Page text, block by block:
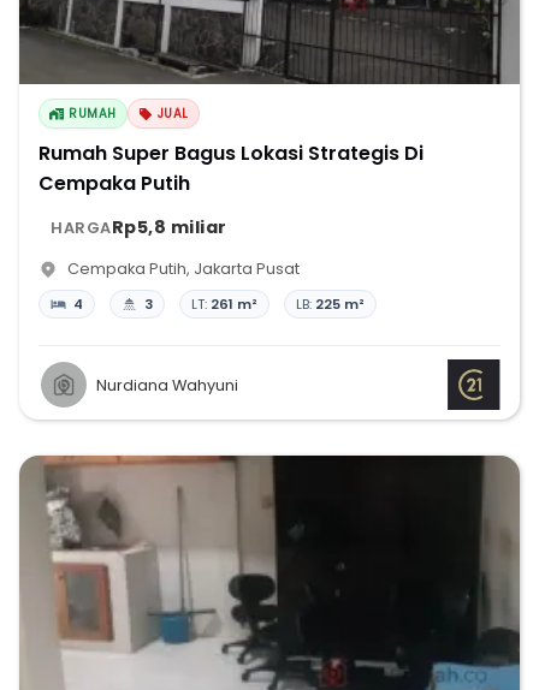
RUMAH JUAL
Rumah Super Bagus Lokasi Strategis Di
Cempaka Putih
HARGARp5,8 miliar
Cempaka Putih, Jakarta Pusat
4 3 LT: 261 m² LB: 225 m²
Nurdiana Wahyuni